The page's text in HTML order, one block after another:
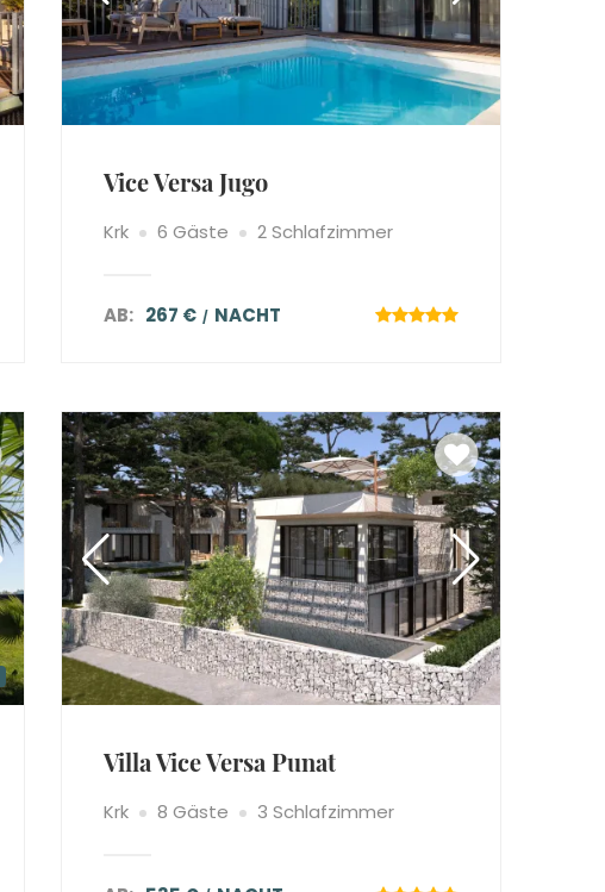
Vice Versa Jugo
Krk 6 Gäste 2 Schlafzimmer
AB: 267 € NACHT
Villa Vice Versa Punat
Krk 8 Gäste 3 Schlafzimmer